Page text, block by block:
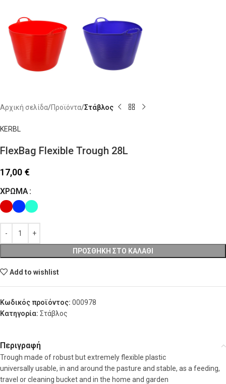
Αρχική σελίδα Προϊόντα Στάβλος
KERBL
FlexBag Flexible Trough 28L
17,00 €
ΧΡΏΜΑ
ΠΡΟΣΘΉΚΗ ΣΤΟ ΚΑΛΆΘΙ
Add to wishlist
Κωδικός προϊόντος: 000978
Κατηγορία: Στάβλος
Περιγραφή
Trough made of robust but extremely flexible plastic
universally usable, in and around the pasture and stable, as a feeding,
travel or cleaning bucket and in the home and garden